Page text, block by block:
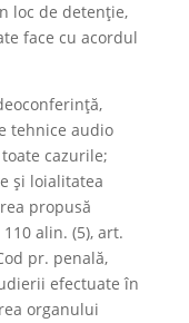
loc de detenție,
face cu acordul
tehnice audio
cazurile;
și loialitatea
propusă
alin. (5), art.
pr. penală,
efectuate în
organului